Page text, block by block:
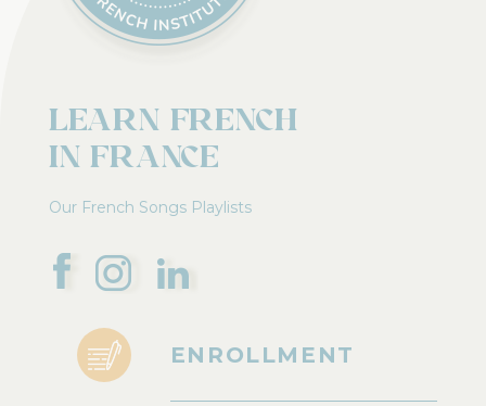
Learn french
in France
Our French Songs Playlists
ENROLLMENT